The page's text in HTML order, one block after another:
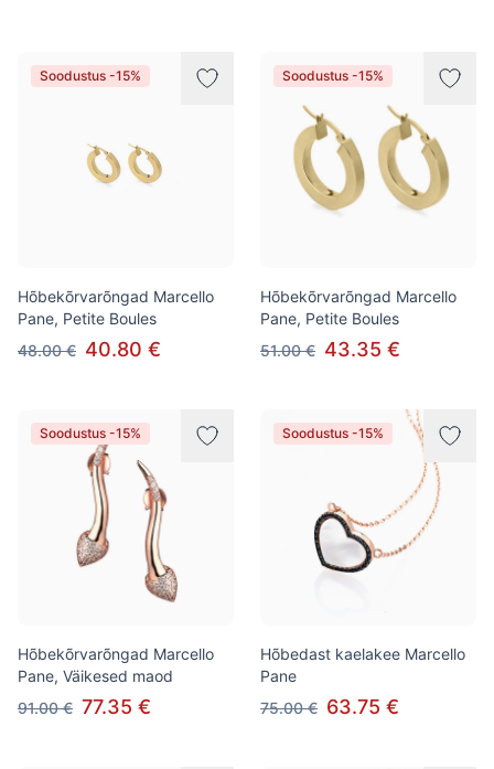
Soodustus -15%
Hõbekõrvarõngad Marcello
Pane, Petite Boules
48.00 € 40.80 €
Soodustus -15%
Hõbekõrvarõngad Marcello
Pane, Petite Boules
51.00 € 43.35 €
Soodustus -15%
Hõbekõrvarõngad Marcello
Pane, Väikesed maod
91.00 € 77.35 €
Soodustus -15%
Hõbedast kaelakee Marcello
Pane
75.00 € 63.75 €